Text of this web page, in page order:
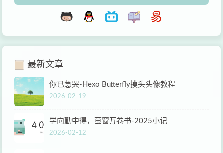
最新文章
你已急哭-Hexo Butterfly摸头头像教程
2026-02-19
学向勤中得，萤窗万卷书-2025小记
2026-02-12